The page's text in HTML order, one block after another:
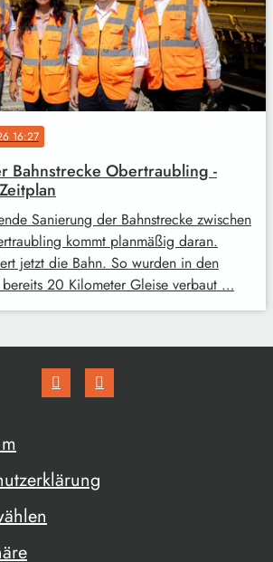
16:27
Bahnstrecke Obertraubling -
Sanierung der Bahnstrecke zwischen
kommt planmäßig daran.
jetzt die Bahn. So wurden in den
20 Kilometer Gleise verbaut …